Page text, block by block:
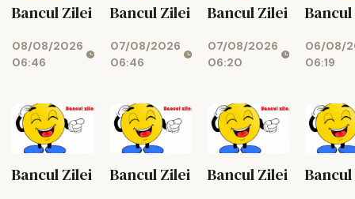
Bancul Zilei
08/08/2026
06:46
Bancul Zilei
07/08/2026
06:46
Bancul Zilei
07/08/2026
06:20
06/08/
06:19
Bancul Zilei Bancul Zilei Bancul Zilei